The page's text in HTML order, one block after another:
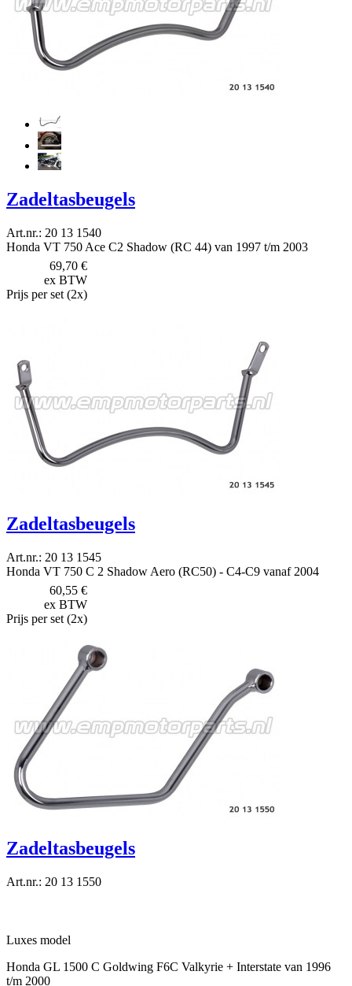
Zadeltasbeugels
Art.nr.: 20 13 1540
Honda VT 750 Ace C2 Shadow (RC 44) van 1997 t/m 2003
69,70 €
ex BTW
Prijs per set (2x)
Zadeltasbeugels
Art.nr.: 20 13 1545
Honda VT 750 C 2 Shadow Aero (RC50) - C4-C9 vanaf 2004
60,55 €
ex BTW
Prijs per set (2x)
Zadeltasbeugels
Art.nr.: 20 13 1550
Luxes model
Honda GL 1500 C Goldwing F6C Valkyrie + Interstate van 1996
t/m 2000